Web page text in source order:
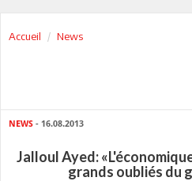
Accueil News
NEWS - 16.08.2013
Jalloul Ayed:
grands oubliés du